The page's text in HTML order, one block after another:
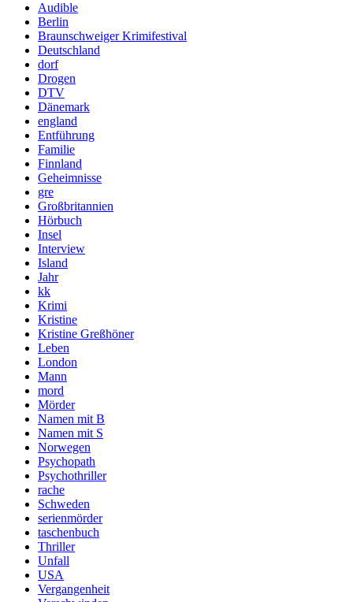
Audible
Berlin
Braunschweiger Krimifestival
Deutschland
dorf
Drogen
DTV
Dänemark
england
Entführung
Familie
Finnland
Geheimnisse
gre
Großbritannien
Hörbuch
Insel
Interview
Island
Jahr
kk
Krimi
Kristine
Kristine Greßhöner
Leben
London
Mann
mord
Mörder
Namen mit B
Namen mit S
Norwegen
Psychopath
Psychothriller
rache
Schweden
serienmörder
taschenbuch
Thriller
Unfall
USA
Vergangenheit